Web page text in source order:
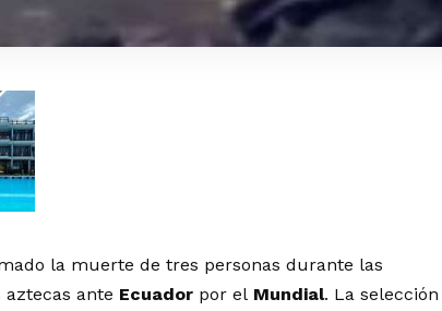
la muerte de tres personas durante las
ante Ecuador por el Mundial. La selección